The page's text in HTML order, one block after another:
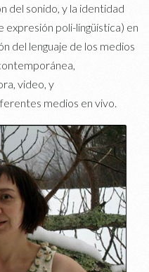
del sonido, y la identidad
expresión poli-lingüística) en
del lenguaje de los medios
video, y
medios en vivo.